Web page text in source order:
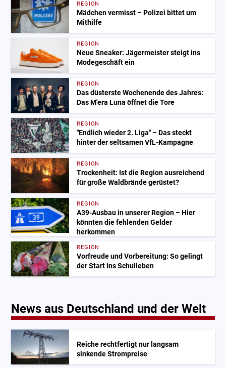
REGION
Mädchen vermisst – Polizei bittet um
Mithilfe
REGION
Neue Sneaker: Jägermeister steigt ins
Modegeschäft ein
REGION
Das düsterste Wochenende des Jahres:
Das M'era Luna öffnet die Tore
REGION
"Endlich wieder 2. Liga" – Das steckt
hinter der seltsamen VfL-Kampagne
REGION
Trockenheit: Ist die Region ausreichend
für große Waldbrände gerüstet?
REGION
A39-Ausbau in unserer Region – Hier
könnten die fehlenden Gelder
herkommen
REGION
Vorfreude und Vorbereitung: So gelingt
der Start ins Schulleben
News aus Deutschland und der Welt
Reiche rechtfertigt nur langsam
sinkende Strompreise